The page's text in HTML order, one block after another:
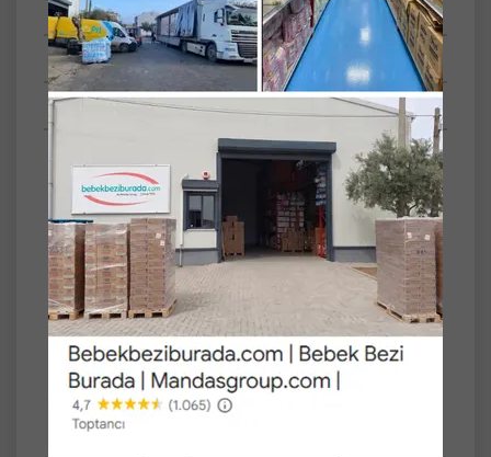
Tüm Yorumlar
Tüm Sorular
Sebamed Bebek Şampuanı 250ML
Yenidoğan
Sebamed Bebek Şampuanı Yenidoğan,
bebeklerin hassas saç ve saç derisi için nazik
temizlik sunmaya yardımcı olacak şekilde
geliştirilmiştir. Günlük kullanıma uygundur ve
yumuşak temizleme deneyimi sağlar.
Ürün Özellikleri:
• Yenidoğan bebeklerin hassas saç derisine
uygun